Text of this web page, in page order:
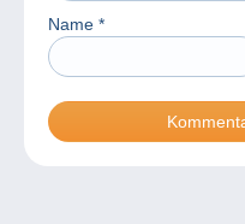
Name *